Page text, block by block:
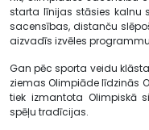
starta līnijas stāsies kalnu
sacensības, distanču
aizvadīs izvēles
Gan pēc sporta veidu
ziemas Olimpiāde līdzinās
tiek izmantota Olimpiskā
spēļu tradīcijas.